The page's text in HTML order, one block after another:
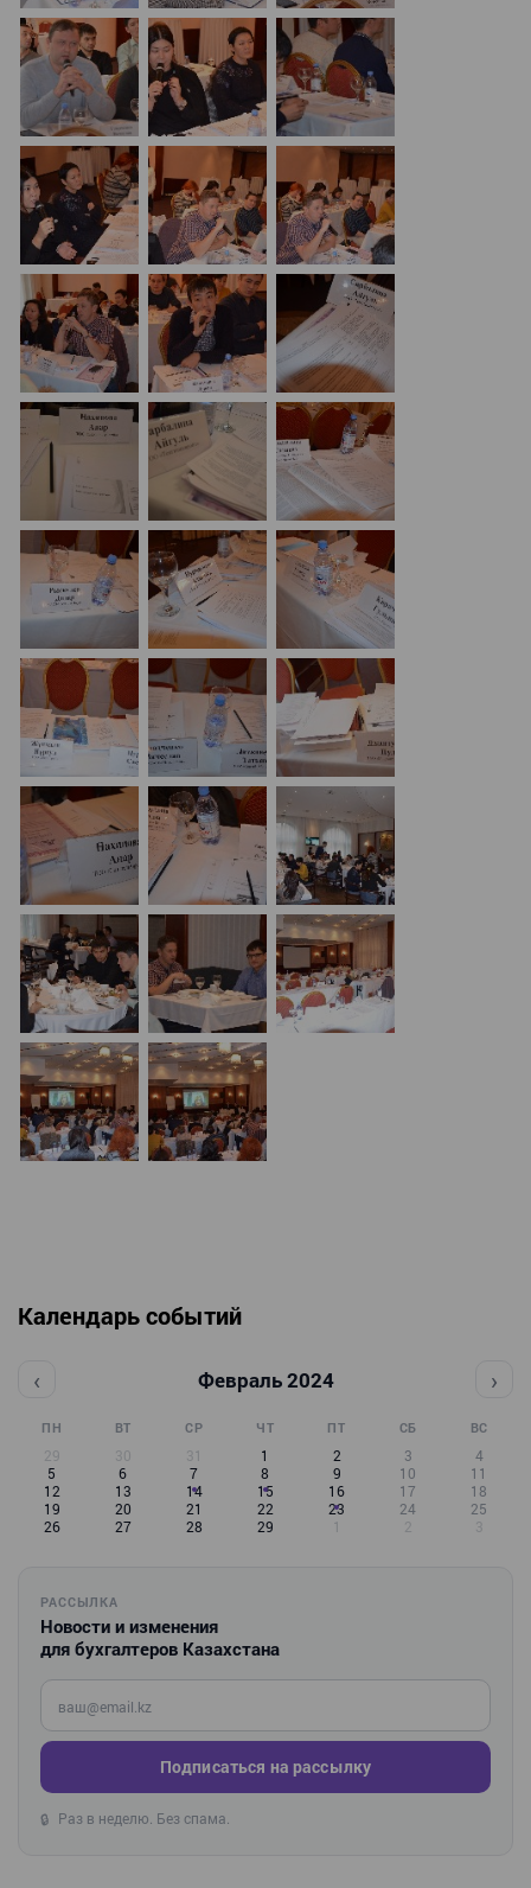
Календарь событий
‹ Февраль 2024 ›
ПН ВТ СР ЧТ ПТ СБ ВС
29 30 31 1 2 3
4
5
6 7 8 9 10
11
12
13 14 15 16 17
18
19
20 21 22 23 24
25
26
27 28 29 1 2 3
РАССЫЛКА
Новости и изменения
для бухгалтеров Казахстана
Введите ваш e-mail
Подписаться на рассылку
🔒 Раз в неделю. Без спама.